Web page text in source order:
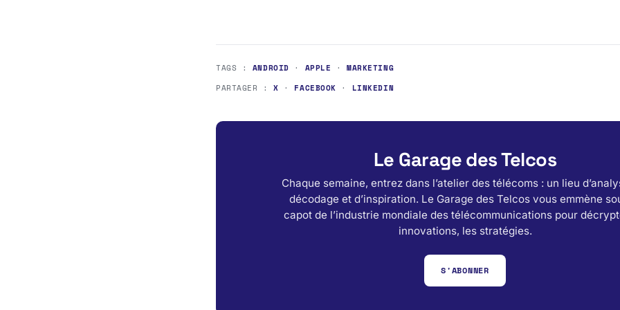
TAGS : ANDROID · APPLE ·MARKETING
PARTAGER :X · FACEBOOK · LINKEDIN
Le Garage des Telcos
Chaque semaine, entrez dans l’atelier des télécoms : un lieu
décodage et d’inspiration. Le Garage des Telcos vous emmène
capot de l’industrie mondiale des télécommunications pour
innovations, les stratégies.
S'ABONNER